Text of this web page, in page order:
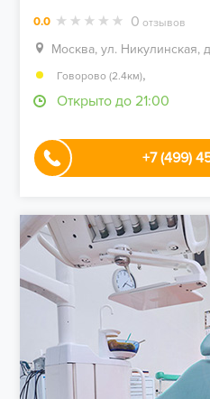
0.0 0 отзывов
Москва, ул. Никулинская,
Говорово (2.4км),
Открыто до 21:00
+7 (499)